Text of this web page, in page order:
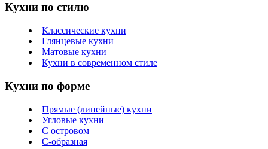
Кухни по стилю
Классические кухни
Глянцевые кухни
Матовые кухни
Кухни в современном стиле
Кухни по форме
Прямые (линейные) кухни
Угловые кухни
С островом
С-образная